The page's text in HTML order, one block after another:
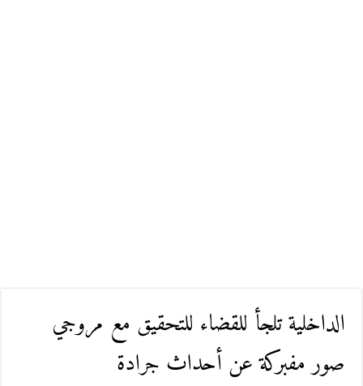
الداخلية تلجأ للقضاء للتحقيق مع مروجي
صور مفبركة عن أحداث جرادة